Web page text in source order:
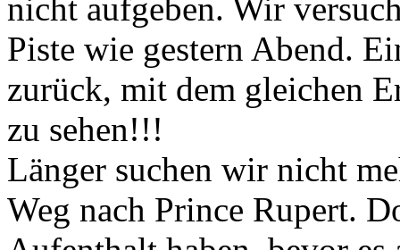
nicht aufgeben. Wir
Piste wie gestern Abend.
zurück, mit dem gleichen
zu sehen!!!
Länger suchen wir nicht
Weg nach Prince Rupert.